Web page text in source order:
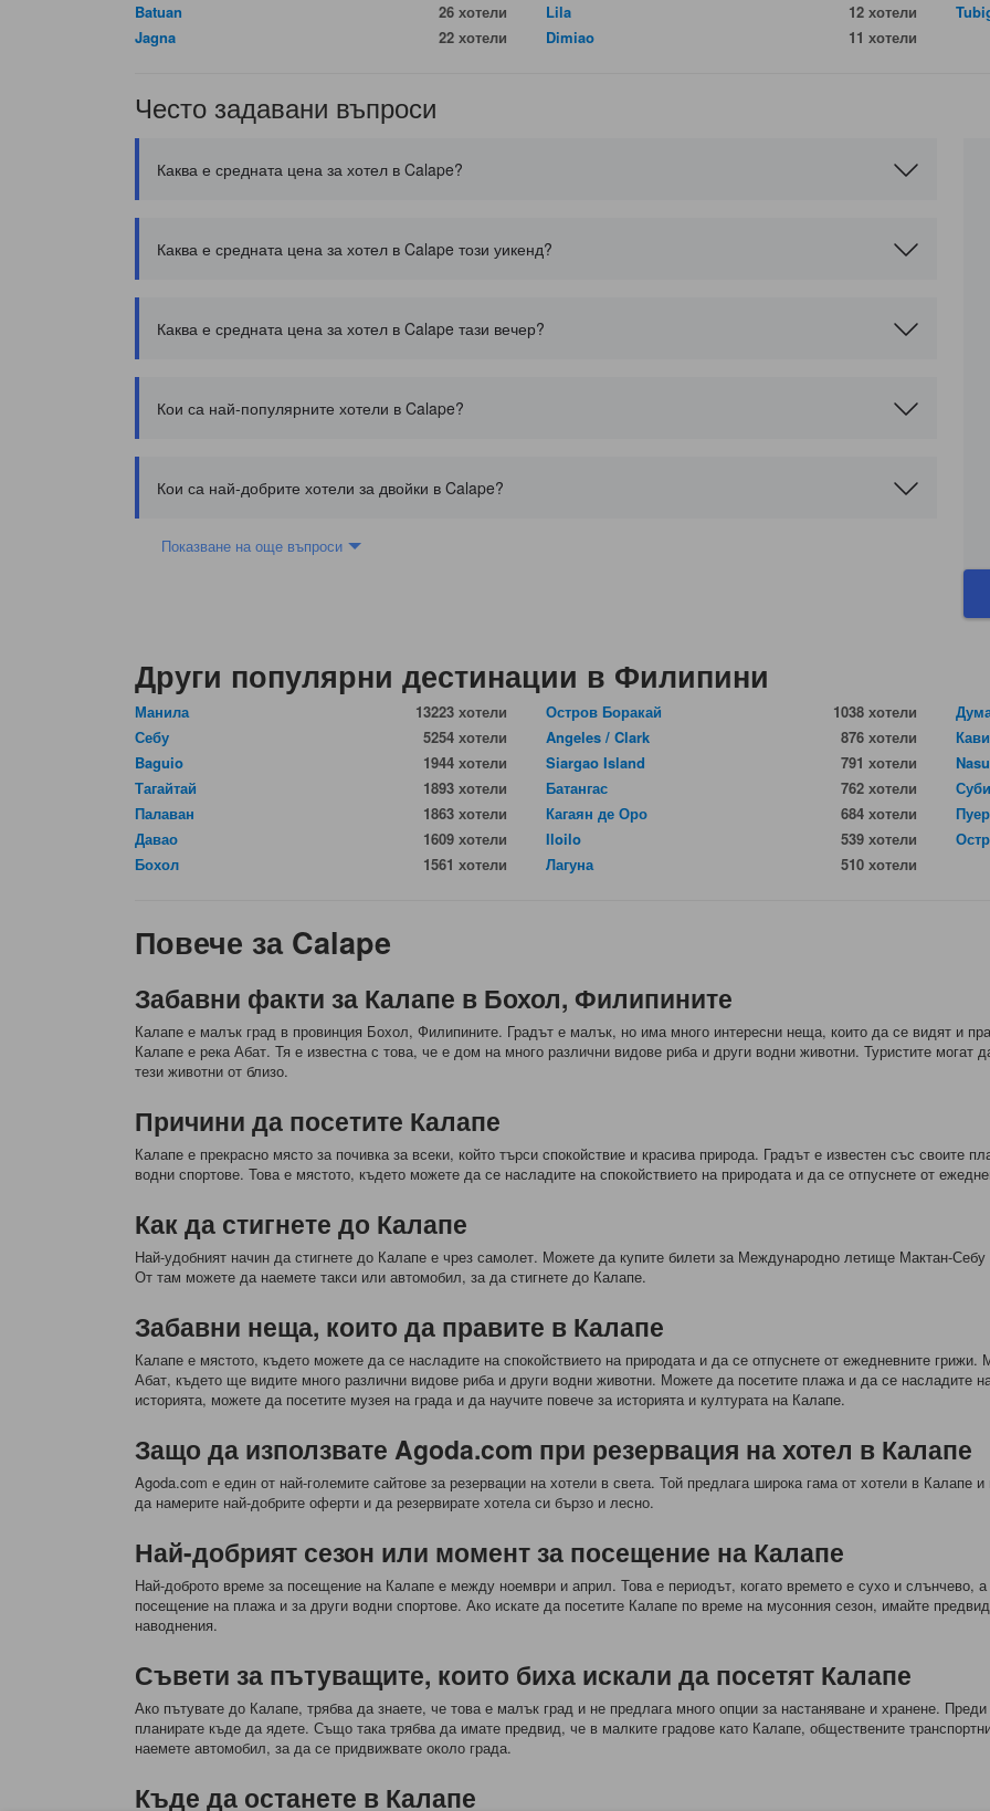
Batuan
26 хотели
Jagna
22 хотели
Lila
12 хотели
Dimiao
11 хотели
Често задавани въпроси
Каква е средната цена за хотел в Calape?
Каква е средната цена за хотел в Calape този уикенд?
Каква е средната цена за хотел в Calape тази вечер?
Кои са най-популярните хотели в Calape?
Кои са най-добрите хотели за двойки в Calape?
Показване на още въпроси
Други популярни дестинации в Филипини
Манила
13223 хотели
Себу
5254 хотели
Baguio
1944 хотели
Тагайтай
1893 хотели
Палаван
1863 хотели
Давао
1609 хотели
Бохол
1561 хотели
Остров Боракай
1038 хотели
Angeles / Clark
876 хотели
Siargao Island
791 хотели
Батангас
762 хотели
Кагаян де Оро
684 хотели
Iloilo
539 хотели
Лагуна
510 хотели
Повече за Calape
Забавни факти за Калапе в Бохол, Филипините
Калапе е малък град в провинция Бохол, Филипините. Градът е малък, но има много интересни неща, които да се видят и
Калапе е река Абат. Тя е известна с това, че е дом на много различни видове риба и други водни животни. Туристите могат
тези животни от близо.
Причини да посетите Калапе
Калапе е прекрасно място за почивка за всеки, който търси спокойствие и красива природа. Градът е известен със своите
водни спортове. Това е мястото, където можете да се насладите на спокойствието на природата и да се отпуснете от
Как да стигнете до Калапе
Най-удобният начин да стигнете до Калапе е чрез самолет. Можете да купите билети за Международно летище Мактан-
От там можете да наемете такси или автомобил, за да стигнете до Калапе.
Забавни неща, които да правите в Калапе
Калапе е мястото, където можете да се насладите на спокойствието на природата и да се отпуснете от ежедневните
Абат, където ще видите много различни видове риба и други водни животни. Можете да посетите плажа и да се насладите
историята, можете да посетите музея на града и да научите повече за историята и културата на Калапе.
Защо да използвате Agoda.com при резервация на хотел в Калапе
Agoda.com е един от най-големите сайтове за резервации на хотели в света. Той предлага широка гама от хотели в
да намерите най-добрите оферти и да резервирате хотела си бързо и лесно.
Най-добрият сезон или момент за посещение на Калапе
Най-доброто време за посещение на Калапе е между ноември и април. Това е периодът, когато времето е сухо и слънчево,
посещение на плажа и за други водни спортове. Ако искате да посетите Калапе по време на мусонния сезон, имайте
наводнения.
Съвети за пътуващите, които биха искали да посетят Калапе
Ако пътувате до Калапе, трябва да знаете, че това е малък град и не предлага много опции за настаняване и хранене.
планирате къде да ядете. Също така трябва да имате предвид, че в малките градове като Калапе, обществените
наемете автомобил, за да се придвижвате около града.
Къде да останете в Калапе